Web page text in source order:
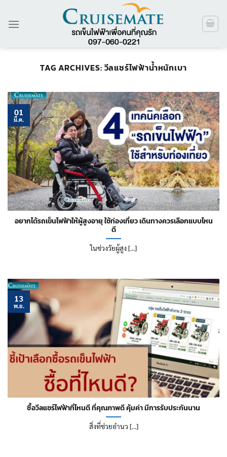
TAG ARCHIVES:วีลแชร์ไฟฟ้าน้ำหนักเบา
อยากได้รถเข็นไฟฟ้าให้ผู้สูงอายุ ใช้ท่องเที่ยว เดินทางควรเลือกแบบไหน
ดี
ในช่วงวัยผู้สูง [...]
01
มี.ค.
ซื้อวีลแชร์ไฟฟ้าที่ไหนดี ที่คุณภาพดี คุ้มค่า มีการรับประกันนาน
สิ่งที่ช่วยอำนว [...]
13
พ.ย.